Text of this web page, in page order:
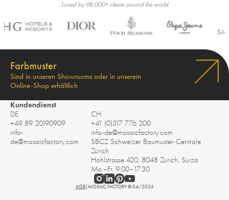
Loved by 98,000+ clients around the world
Farbmuster
Sind in unseren Showrooms oder in unserem
Online-Shop erhältlich
Kundendienst
DE
+49 89 20190909
info-
de@mosaicfactory.com
CH
+41 (0)317 776 200
info-de@mosaicfactory.com
SBCZ Schweizer Baumuster-Centrale
Zürich
Hohlstrasse 420, 8048 Zürich, Suiza
Mo.–Fr. 9:00–17:30
AGB| MOSAIC FACTORY © 04/2026